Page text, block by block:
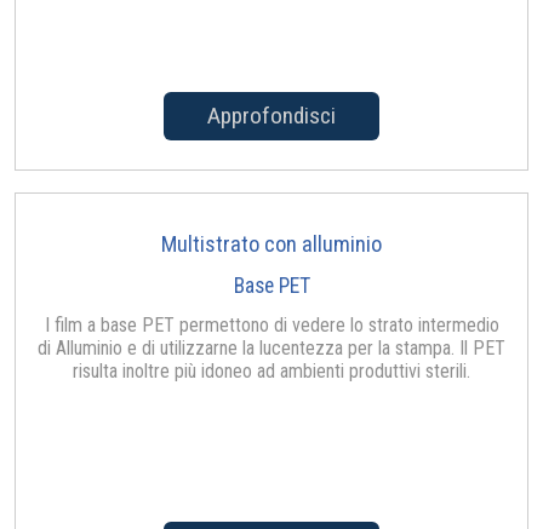
Approfondisci
Multistrato con alluminio
Base PET
I film a base PET permettono di vedere lo strato intermedio
di Alluminio e di utilizzarne la lucentezza per la stampa. Il PET
risulta inoltre più idoneo ad ambienti produttivi sterili.